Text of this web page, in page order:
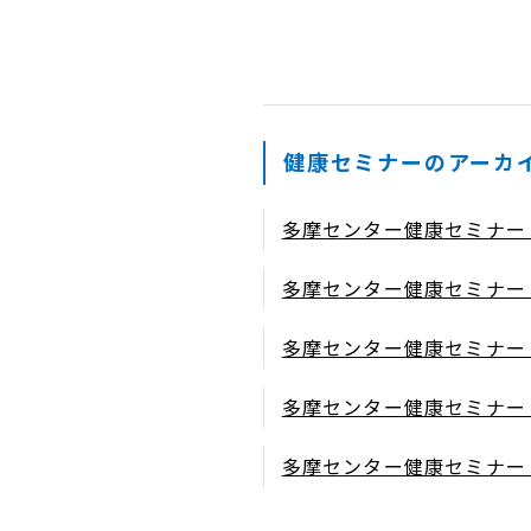
健康セミナーのアーカ
多摩センター健康セミナ
多摩センター健康セミナ
多摩センター健康セミナ
多摩センター健康セミナ
多摩センター健康セミナ